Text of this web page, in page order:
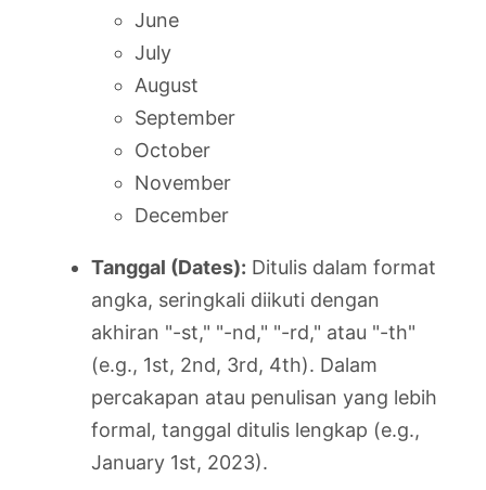
June
July
August
September
October
November
December
Tanggal (Dates): Ditulis dalam format
angka, seringkali diikuti dengan
akhiran "-st," "-nd," "-rd," atau "-th"
(e.g., 1st, 2nd, 3rd, 4th). Dalam
percakapan atau penulisan yang lebih
formal, tanggal ditulis lengkap (e.g.,
January 1st, 2023).